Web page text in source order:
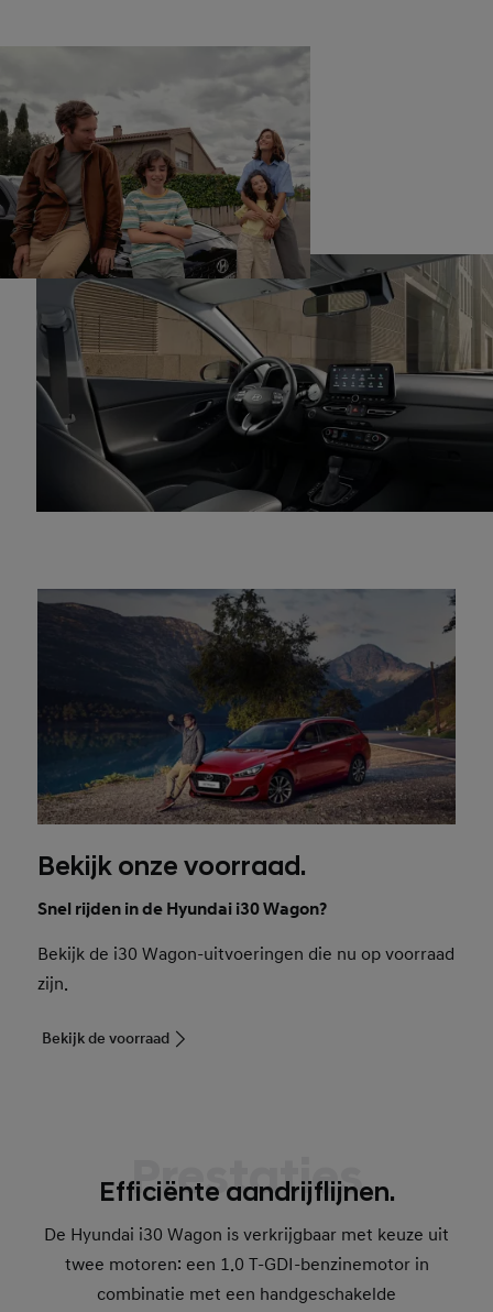
Bekijk onze voorraad.
Snel rijden in de Hyundai i30 Wagon?
Bekijk de i30 Wagon-uitvoeringen die nu op voorraad
zijn.
Bekijk de voorraad
Prestaties
Efficiënte aandrijflijnen.
De Hyundai i30 Wagon is verkrijgbaar met keuze uit
twee motoren: een 1.0 T-GDI-benzinemotor in
combinatie met een handgeschakelde